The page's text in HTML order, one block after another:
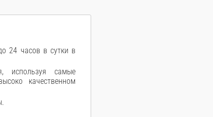
24 часов в сутки в
используя самые
качественном